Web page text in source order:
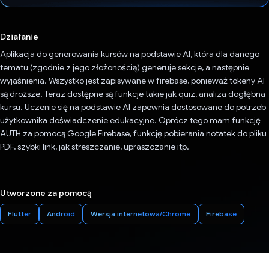
Działanie
Aplikacja do generowania kursów na podstawie AI, która dla danego
tematu (zgodnie z jego złożonością) generuje sekcje, a następnie
wyjaśnienia. Wszystko jest zapisywane w firebase, ponieważ tokeny AI
są droższe. Teraz dostępne są funkcje takie jak quiz, analiza dogłębna
kursu. Uczenie się na podstawie AI zapewnia dostosowane do potrzeb
użytkownika doświadczenie edukacyjne. Oprócz tego mam funkcję
AUTH za pomocą Google Firebase, funkcję pobierania notatek do pliku
PDF, szybki link, jak streszczanie, upraszczanie itp.
Utworzone za pomocą
Flutter Android Wersja internetowa/Chrome Firebase